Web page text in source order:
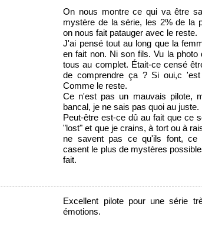
On nous montre ce qui va être
mystère de la série, les 2% de la
on nous fait patauger avec le reste.
J'ai pensé tout au long que la
en fait non. Ni son fils. Vu la photo
tous au complet. Était-ce censé
de comprendre ça ? Si oui,c
Comme le reste.
Ce n'est pas un mauvais pilote,
bancal, je ne sais pas quoi au juste.
Peut-être est-ce dû au fait que ce
"lost" et que je crains, à tort ou à
ne savent pas ce qu'ils font, ce
casent le plus de mystères
fait.
Excellent pilote pour une série
émotions.